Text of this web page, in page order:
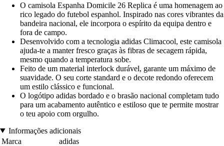
O camisola Espanha Domicile 26 Replica é uma homenagem ao
rico legado do futebol espanhol. Inspirado nas cores vibrantes da
bandeira nacional, ele incorpora o espírito da equipa dentro e
fora de campo.
Desenvolvido com a tecnologia adidas Climacool, este camisola
ajuda-te a manter fresco graças às fibras de secagem rápida,
mesmo quando a temperatura sobe.
Feito de um material interlock durável, garante um máximo de
suavidade. O seu corte standard e o decote redondo oferecem
um estilo clássico e funcional.
O logótipo adidas bordado e o brasão nacional completam tudo
para um acabamento autêntico e estiloso que te permite mostrar
o teu apoio com orgulho.
Informações adicionais
Marca
adidas